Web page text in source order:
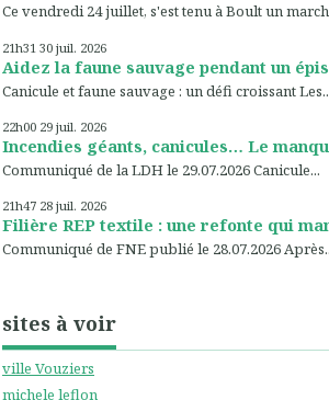
Ce vendredi 24 juillet, s'est tenu à Boult un
21h31 30 juil. 2026
Aidez la faune sauvage pendant un
Canicule et faune sauvage : un défi croissant
22h00 29 juil. 2026
Incendies géants, canicules… Le
Communiqué de la LDH le 29.07.2026 Canicule...
21h47 28 juil. 2026
Filière REP textile : une refonte qui
Communiqué de FNE publié le 28.07.2026
sites à voir
ville Vouziers
michele leflon